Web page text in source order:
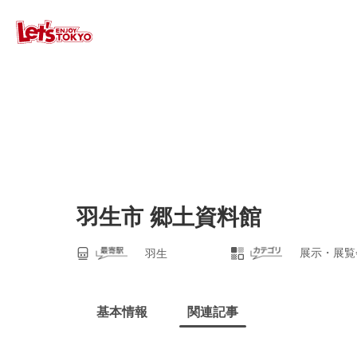
羽生市 郷土資料館
羽生 展示・展
基本情報 関連記事